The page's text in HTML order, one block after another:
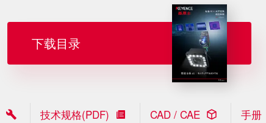
下载目录
技术规格(PDF) CAD / CAE 手册